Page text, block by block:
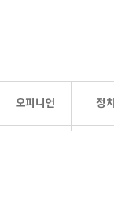
오피니언 정치